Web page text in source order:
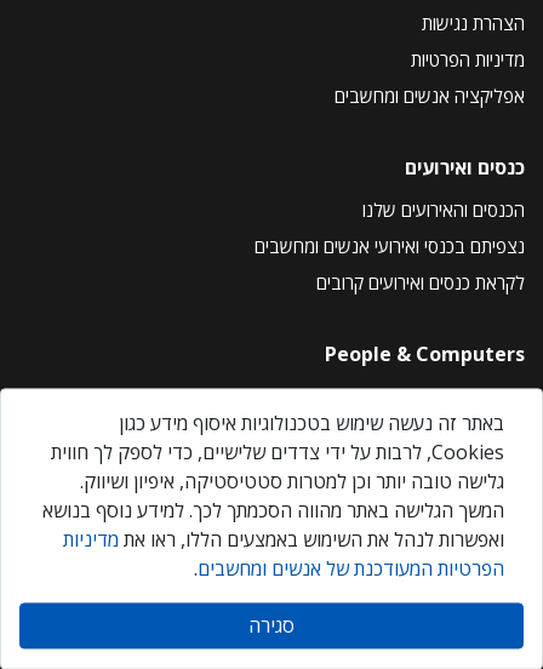
הצהרת נגישות
מדיניות הפרטיות
אפליקציה אנשים ומחשבים
כנסים ואירועים
הכנסים והאירועים שלנו
נצפיתם בכנסי ואירועי אנשים ומחשבים
לקראת כנסים ואירועים קרובים
People & Computers
About Us
Privacy Policy
Contact Us
Our Events
אנשים ומחשבים © 2026 – כל הזכויות שמורות
באתר זה נעשה שימוש בטכנולוגיות איסוף מידע כגון
Cookies, לרבות על ידי צדדים שלישיים, כדי לספק לך חווית
גלישה טובה יותר וכן למטרות סטטיסטיקה, איפיון ושיווק.
המשך הגלישה באתר מהווה הסכמתך לכך. למידע נוסף בנושא
ואפשרות לנהל את השימוש באמצעים הללו, ראו את מדיניות
הפרטיות המעודכנת של אנשים ומחשבים.
סגירה